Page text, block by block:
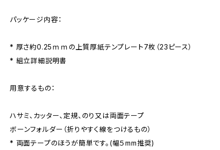
パッケージ内容：
* 厚さ約0.25ｍｍの上質厚紙テンプレート7枚（23ピース）
* 組立詳細説明書
用意するもの：
ハサミ、カッター、定規、のり又は両面テープ
ボーンフォルダー（折りやすく線をつけるもの）
* 両面テープのほうが簡単です。(幅５mm推奨)